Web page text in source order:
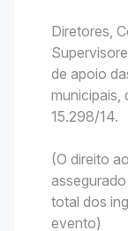
Diretores,
de apoio
municipais,
15.298/14.
(O direito
total dos
evento)